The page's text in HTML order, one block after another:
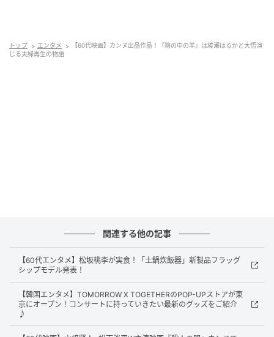
人は、息子の姿をした最新型ヒューマノイドを迎え入
れることにするが、喜びいっぱいの音々と、戸惑う健
介の間には温度差が広がるのだった。やがて予期せぬ
事態が起こり、夫婦2人がそれぞれ息子の死に対して抱
き続けてきた想いがあらわになる。 いっぽう、ヒュー
マノイドの翔はひそかにヒューマノイド仲間たちとつ
トップ エンタメ
【60代映画】カンヌ出品作品！『箱の中の羊』は綾瀬はるかと大悟演
じる夫婦再生の物語
関連する他の記事
【60代エンタメ】松坂桃李が実食！「土鍋炊飯器」新製品フラッグ
シップモデル発表！
【韓国エンタメ】TOMORROW X TOGETHERのPOP-UPストアが東
京にオープン！コンサートに持っていきたい最新のグッズをご紹介
♪